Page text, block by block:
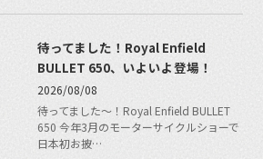
待ってました！Royal Enfield
BULLET 650、いよいよ登場！
2026/08/08
待ってました〜！Royal Enfield BULLET
650 今年3月のモーターサイクルショーで
日本初お披…